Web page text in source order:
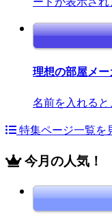
理想の部屋メ
名前を入れる
特集ページ一覧を
今月の人気！